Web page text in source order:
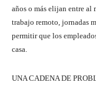
años o más elijan entre al
trabajo remoto, jornadas
permitir que los
casa.
UNA CADENA DE